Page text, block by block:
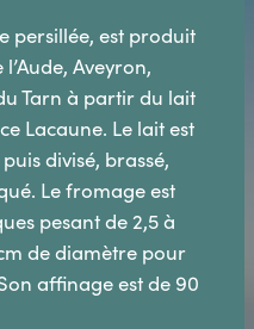
persillée, est produit
Aveyron,
Tarn à partir du lait
Lacaune. Le lait est
divisé, brassé,
Le fromage est
pesant de 2,5 à
de diamètre pour
affinage est de 90